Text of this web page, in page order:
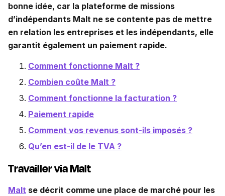
bonne idée, car la plateforme de missions
d’indépendants Malt ne se contente pas de mettre
en relation les entreprises et les indépendants, elle
garantit également un paiement rapide.
Comment fonctionne Malt ?
Combien coûte Malt ?
Comment fonctionne la facturation ?
Paiement rapide
Comment vos revenus sont-ils imposés ?
Qu’en est-il de le TVA ?
Travailler via Malt
Malt se décrit comme une place de marché pour les